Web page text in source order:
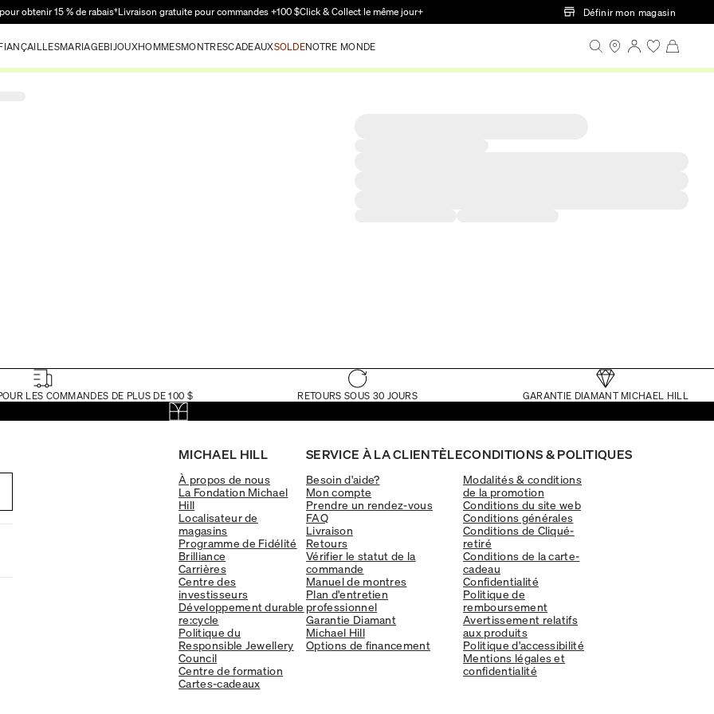
Passer au contenu principal
obtenir 15 % de rabais†Livraison gratuite pour commandes +100 $Click & Collect le même jour+ Définir mon magasin
MARIAGEBIJOUXHOMMESMONTRESCADEAUXSOLDENOTRE MONDE
LES COMMANDES DE PLUS DE 100 $ RETOURS SOUS 30 JOURS GARANTIE DIAMANT MICHAEL HILL
MICHAEL HILL
À propos de nous
La Fondation Michael
Hill
Localisateur de
magasins
Programme de Fidélité
Brilliance
Carrières
Centre des
investisseurs
Développement durable
re:cycle
Politique du
Responsible Jewellery
Council
Centre de formation
Cartes-cadeaux
SERVICE À LA CLIENTÈLE
Besoin d'aide?
Mon compte
Prendre un rendez-vous
FAQ
Livraison
Retours
Vérifier le statut de la
commande
Manuel de montres
Plan d'entretien
professionnel
Garantie Diamant
Michael Hill
Options de financement
CONDITIONS & POLITIQUES
Modalités & conditions
de la promotion
Conditions du site web
Conditions générales
Conditions de Cliqué-
retiré
Conditions de la carte-
cadeau
Confidentialité
Politique de
remboursement
Avertissement relatifs
aux produits
Politique d'accessibilité
Mentions légales et
confidentialité